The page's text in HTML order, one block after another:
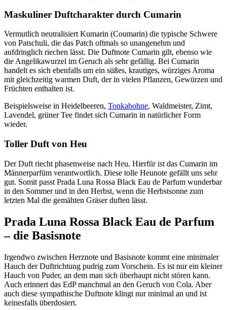
Maskuliner Duftcharakter durch Cumarin
Vermutlich neutralisiert Kumarin (Coumarin) die typische Schwere
von Patschuli, die das Patch oftmals so unangenehm und
aufdringlich riechen lässt. Die Duftnote Cumarin gilt, ebenso wie
die Angelikawurzel im Geruch als sehr gefällig. Bei Cumarin
handelt es sich ebenfalls um ein süßes, krautiges, würziges Aroma
mit gleichzeitig warmen Duft, der in vielen Pflanzen, Gewürzen und
Früchten enthalten ist.
Beispielsweise in Heidelbeeren, Tonkabohne, Waldmeister, Zimt,
Lavendel, grüner Tee findet sich Cumarin in natürlicher Form
wieder.
Toller Duft von Heu
Der Duft riecht phasenweise nach Heu. Hierfür ist das Cumarin im
Männerparfüm verantwortlich. Diese tolle Heunote gefällt uns sehr
gut. Somit passt Prada Luna Rossa Black Eau de Parfum wunderbar
in den Sommer und in den Herbst, wenn die Herbstsonne zum
letzten Mal die gemähten Gräser duften lässt.
Prada Luna Rossa Black Eau de Parfum
– die Basisnote
Irgendwo zwischen Herznote und Basisnote kommt eine minimaler
Hauch der Duftrichtung pudrig zum Vorschein. Es ist nur ein kleiner
Hauch von Puder, an dem man sich überhaupt nicht stören kann.
Auch erinnert das EdP manchmal an den Geruch von Cola. Aber
auch diese sympathische Duftnote klingt nur minimal an und ist
keinesfalls überdosiert.